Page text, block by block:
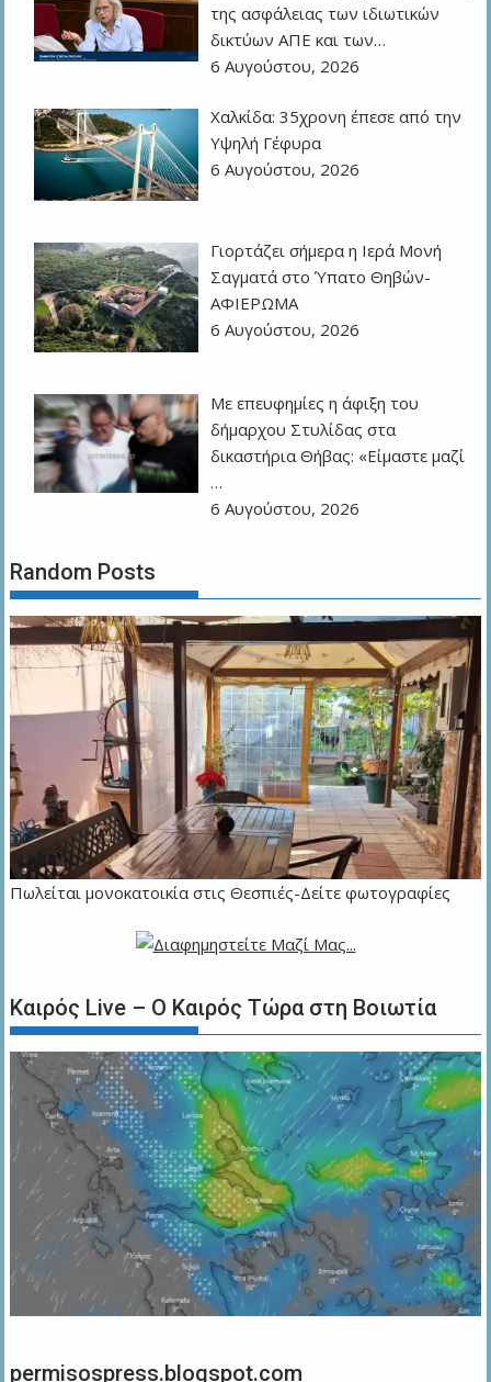
της ασφάλειας των ιδιωτικών
δικτύων ΑΠΕ και των…
6 Αυγούστου, 2026
Χαλκίδα: 35χρονη έπεσε από την
Υψηλή Γέφυρα
6 Αυγούστου, 2026
Γιορτάζει σήμερα η Ιερά Μονή
Σαγματά στο Ύπατο Θηβών-
ΑΦΙΕΡΩΜΑ
6 Αυγούστου, 2026
Με επευφημίες η άφιξη του
δήμαρχου Στυλίδας στα
δικαστήρια Θήβας: «Είμαστε μαζί
…
6 Αυγούστου, 2026
Random Posts
Πωλείται μονοκατοικία στις Θεσπιές-Δείτε φωτογραφίες
Καιρός Live – Ο Καιρός Τώρα στη Βοιωτία
permisospress.blogspot.com